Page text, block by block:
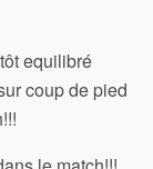
equilibré
coup de pied